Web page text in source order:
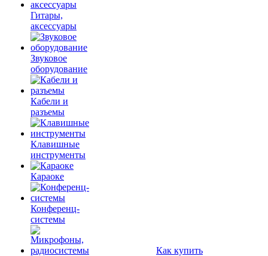
Гитары,
аксессуары
Звуковое
оборудование
Кабели и
разъемы
Клавишные
инструменты
Караоке
Конференц-
системы
Как купить